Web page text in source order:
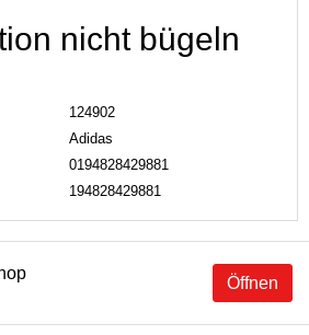
nicht bügeln
124902
Adidas
0194828429881
194828429881
Öffnen